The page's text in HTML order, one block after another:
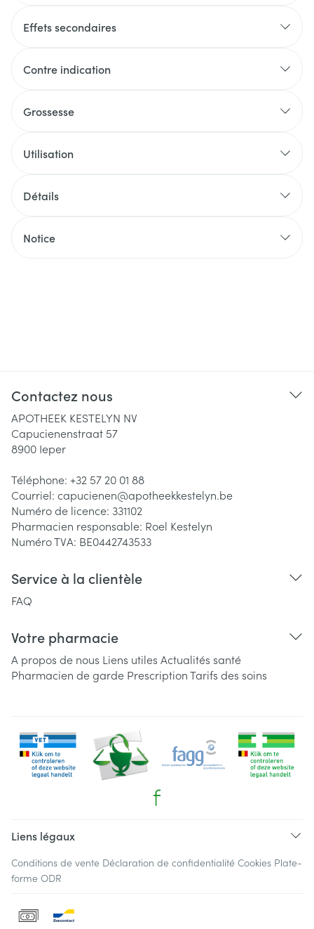
Effets secondaires
Contre indication
Grossesse
Utilisation
Détails
Notice
Contactez nous
APOTHEEK KESTELYN NV
Capucienenstraat 57
8900 Ieper
Téléphone: +32 57 20 01 88
Courriel: capucienen@apotheekkestelyn.be
Numéro de licence: 331102
Pharmacien responsable: Roel Kestelyn
Numéro TVA: BE0442743533
Service à la clientèle
FAQ
Votre pharmacie
A propos de nous Liens utiles Actualités santé
Pharmacien de garde PrescriptionTarifs des soins
Liens légaux
Conditions de vente Déclaration de confidentialité Cookies Plate-
forme ODR